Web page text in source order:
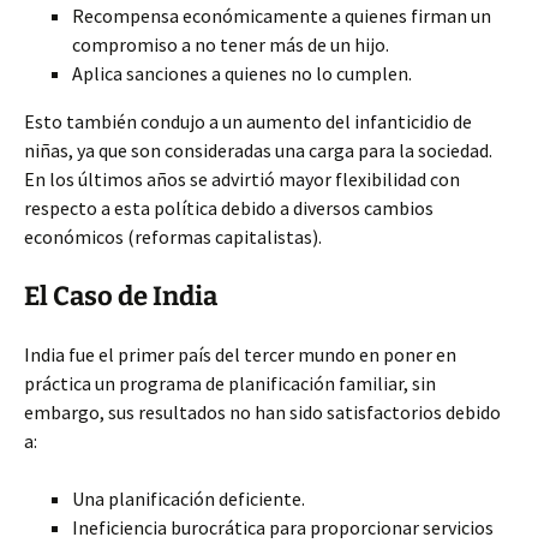
Recompensa económicamente a quienes firman un
compromiso a no tener más de un hijo.
Aplica sanciones a quienes no lo cumplen.
Esto también condujo a un aumento del infanticidio de
niñas, ya que son consideradas una carga para la sociedad.
En los últimos años se advirtió mayor flexibilidad con
respecto a esta política debido a diversos cambios
económicos (reformas capitalistas).
El Caso de India
India fue el primer país del tercer mundo en poner en
práctica un programa de planificación familiar, sin
embargo, sus resultados no han sido satisfactorios debido
a:
Una planificación deficiente.
Ineficiencia burocrática para proporcionar servicios